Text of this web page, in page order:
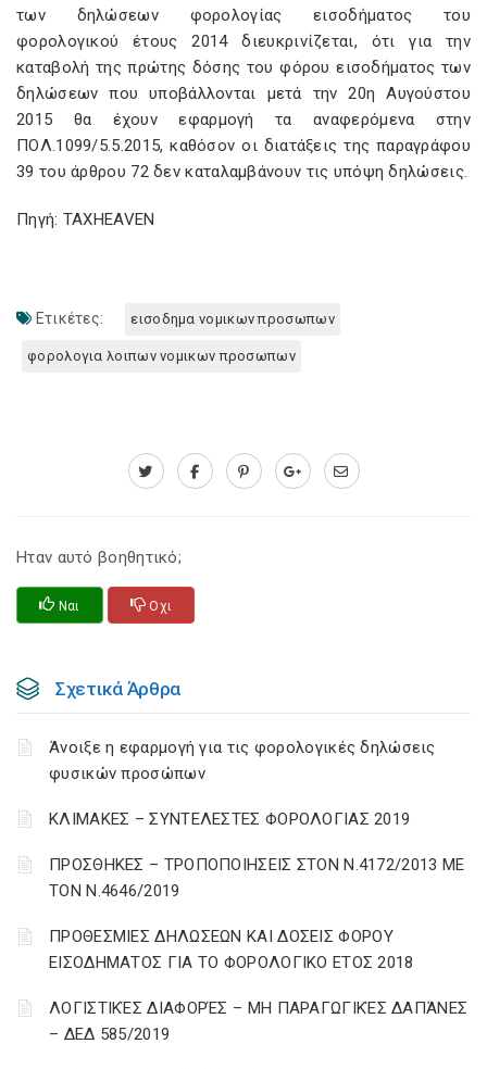
των δηλώσεων φορολογίας εισοδήματος του
φορολογικού έτους 2014 διευκρινίζεται, ότι για την
καταβολή της πρώτης δόσης του φόρου εισοδήματος των
δηλώσεων που υποβάλλονται μετά την 20η Αυγούστου
2015 θα έχουν εφαρμογή τα αναφερόμενα στην
ΠΟΛ.1099/5.5.2015, καθόσον οι διατάξεις της παραγράφου
39 του άρθρου 72 δεν καταλαμβάνουν τις υπόψη δηλώσεις.
Πηγή: TAXHEAVEN
Ετικέτες: εισοδημα νομικων προσωπων
φορολογια λοιπων νομικων προσωπων
Ηταν αυτό βοηθητικό;
Ναι Οχι
Σχετικά Άρθρα
Άνοιξε η εφαρμογή για τις φορολογικές δηλώσεις
φυσικών προσώπων
ΚΛΙΜΑΚΕΣ – ΣΥΝΤΕΛΕΣΤΕΣ ΦΟΡΟΛΟΓΙΑΣ 2019
ΠΡΟΣΘΗΚΕΣ – ΤΡΟΠΟΠΟΙΗΣΕΙΣ ΣΤΟΝ Ν.4172/2013 ΜΕ
ΤΟΝ Ν.4646/2019
ΠΡΟΘΕΣΜΙΕΣ ΔΗΛΩΣΕΩΝ ΚΑΙ ΔΟΣΕΙΣ ΦΟΡΟΥ
ΕΙΣΟΔΗΜΑΤΟΣ ΓΙΑ ΤΟ ΦΟΡΟΛΟΓΙΚΟ ΕΤΟΣ 2018
ΛΟΓΙΣΤΙΚΈΣ ΔΙΑΦΟΡΈΣ – ΜΗ ΠΑΡΑΓΩΓΙΚΈΣ ΔΑΠΆΝΕΣ
– ΔΕΔ 585/2019